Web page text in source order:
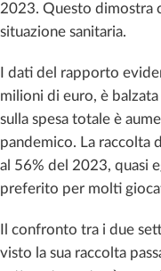
2023. Questo dimostra
situazione sanitaria.
I dati del rapporto
milioni di euro, è
sulla spesa totale è
pandemico. La raccolta
al 56% del 2023, quasi
preferito per molti
Il confronto tra i due
visto la sua raccolta